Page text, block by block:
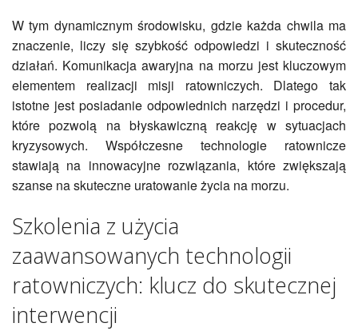
W tym dynamicznym środowisku, gdzie każda chwila ma
znaczenie, liczy się szybkość odpowiedzi i skuteczność
działań. Komunikacja awaryjna na morzu jest kluczowym
elementem realizacji misji ratowniczych. Dlatego tak
istotne jest posiadanie odpowiednich narzędzi i procedur,
które pozwolą na błyskawiczną reakcję w sytuacjach
kryzysowych. Współczesne technologie ratownicze
stawiają na innowacyjne rozwiązania, które zwiększają
szanse na skuteczne uratowanie życia na morzu.
Szkolenia z użycia
zaawansowanych technologii
ratowniczych: klucz do skutecznej
interwencji